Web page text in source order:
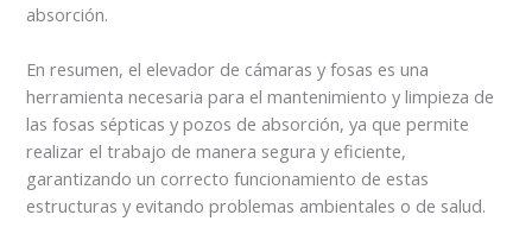
absorción.
En resumen, el elevador de cámaras y fosas es una
herramienta necesaria para el mantenimiento y limpieza de
las fosas sépticas y pozos de absorción, ya que permite
realizar el trabajo de manera segura y eficiente,
garantizando un correcto funcionamiento de estas
estructuras y evitando problemas ambientales o de salud.